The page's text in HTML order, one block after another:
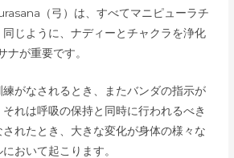
（弓）は、すべてマニピューラチ
じように、ナディーとチャクラを浄化
が重要です。
がなされるとき、またバンダの指示が
れは呼吸の保持と同時に行われるべき
れたとき、大きな変化が身体の様々な
おいて起こります。